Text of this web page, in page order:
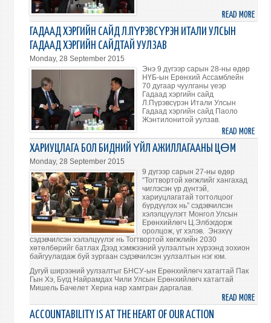
READ MORE
ГАДААД ХЭРГИЙН САЙД Л.ПҮРЭВСҮРЭН ИТАЛИ УЛСЫН
ГАДААД ХЭРГИЙН САЙДТАЙ УУЛЗАВ
Monday, 28 September 2015
Энэ 9 дүгээр сарын 28-ны өдөр
НҮБ-ын Ерөнхий Ассамблейн
70 дугаар чуулганы үеэр
Гадаад хэргийн сайд
Л.Пүрэвсүрэн Итали Улсын
Гадаад хэргийн сайд Паоло
Жэнтилонитой уулзав.
READ MORE
ХАРИУЦЛАГА БОЛ БИДНИЙ ҮЙЛ АЖИЛЛАГААНЫ ЦӨМ
Monday, 28 September 2015
9 дүгээр сарын 27-ны өдөр
“Тогтвортой хөгжлийг хангахад
чиглэсэн үр дүнтэй,
хариуцлагатай тогтолцоог
бүрдүүлэх нь” сэдэвчилсэн
хэлэлцүүлэгт Монгол Улсын
Ерөнхийлөгч Ц.Элбэгдорж
оролцож, үг хэлэв. Энэхүү
сэдэвчилсэн хэлэлцүүлэг нь Тогтвортой хөгжлийн 2030
хөтөлбөрийг батлах Дээд хэмжээний уулзалтын хүрээнд зохион
байгуулагдаж буй зургаан сэдэвчилсэн уулзалтын нэг юм.
Дугуй ширээний уулзалтыг БНСУ-ын Ерөнхийлөгч хатагтай Пак
Гын Хэ, Бүгд Найрамдах Чили Улсын Ерөнхийлөгч хатагтай
Мишель Бачелет Хериа нар хамтран даргалав.
READ MORE
ACCOUNTABILITY IS AT THE HEART OF OUR ACTION